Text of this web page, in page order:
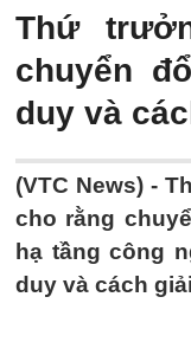
Thứ
chuyển
duy và
(VTC News) -
cho rằng
hạ tầng công
duy và cách